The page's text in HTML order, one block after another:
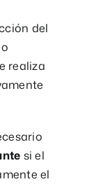
del
realiza
si el
el